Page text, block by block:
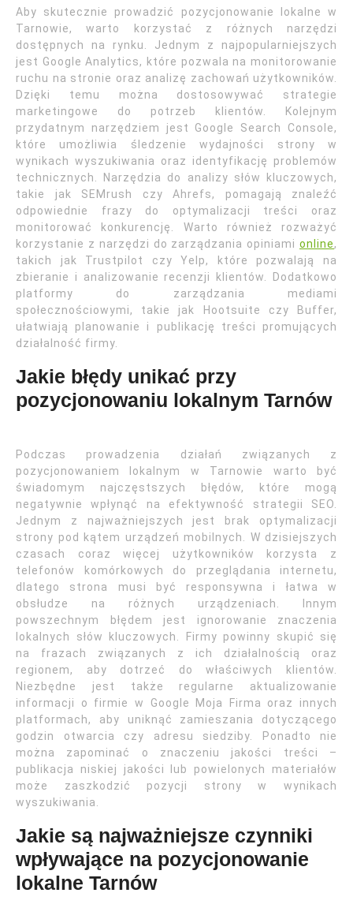
Aby skutecznie prowadzić pozycjonowanie lokalne w
Tarnowie, warto korzystać z różnych narzędzi
dostępnych na rynku. Jednym z najpopularniejszych
jest Google Analytics, które pozwala na monitorowanie
ruchu na stronie oraz analizę zachowań użytkowników.
Dzięki temu można dostosowywać strategie
marketingowe do potrzeb klientów. Kolejnym
przydatnym narzędziem jest Google Search Console,
które umożliwia śledzenie wydajności strony w
wynikach wyszukiwania oraz identyfikację problemów
technicznych. Narzędzia do analizy słów kluczowych,
takie jak SEMrush czy Ahrefs, pomagają znaleźć
odpowiednie frazy do optymalizacji treści oraz
monitorować konkurencję. Warto również rozważyć
korzystanie z narzędzi do zarządzania opiniami online,
takich jak Trustpilot czy Yelp, które pozwalają na
zbieranie i analizowanie recenzji klientów. Dodatkowo
platformy do zarządzania mediami
społecznościowymi, takie jak Hootsuite czy Buffer,
ułatwiają planowanie i publikację treści promujących
działalność firmy.
Jakie błędy unikać przy
pozycjonowaniu lokalnym Tarnów
Podczas prowadzenia działań związanych z
pozycjonowaniem lokalnym w Tarnowie warto być
świadomym najczęstszych błędów, które mogą
negatywnie wpłynąć na efektywność strategii SEO.
Jednym z najważniejszych jest brak optymalizacji
strony pod kątem urządzeń mobilnych. W dzisiejszych
czasach coraz więcej użytkowników korzysta z
telefonów komórkowych do przeglądania internetu,
dlatego strona musi być responsywna i łatwa w
obsłudze na różnych urządzeniach. Innym
powszechnym błędem jest ignorowanie znaczenia
lokalnych słów kluczowych. Firmy powinny skupić się
na frazach związanych z ich działalnością oraz
regionem, aby dotrzeć do właściwych klientów.
Niezbędne jest także regularne aktualizowanie
informacji o firmie w Google Moja Firma oraz innych
platformach, aby uniknąć zamieszania dotyczącego
godzin otwarcia czy adresu siedziby. Ponadto nie
można zapominać o znaczeniu jakości treści –
publikacja niskiej jakości lub powielonych materiałów
może zaszkodzić pozycji strony w wynikach
wyszukiwania.
Jakie są najważniejsze czynniki
wpływające na pozycjonowanie
lokalne Tarnów